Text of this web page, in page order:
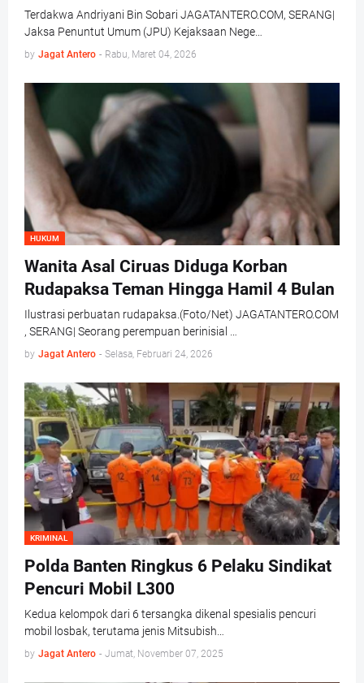
Terdakwa Andriyani Bin Sobari JAGATANTERO.COM, SERANG|
Jaksa Penuntut Umum (JPU) Kejaksaan Nege…
by Jagat Antero - Rabu, Maret 04, 2026
HUKUM
Wanita Asal Ciruas Diduga Korban
Rudapaksa Teman Hingga Hamil 4 Bulan
Ilustrasi perbuatan rudapaksa.(Foto/Net) JAGATANTERO.COM
, SERANG| Seorang perempuan berinisial …
by Jagat Antero - Selasa, Februari 24, 2026
KRIMINAL
Polda Banten Ringkus 6 Pelaku Sindikat
Pencuri Mobil L300
Kedua kelompok dari 6 tersangka dikenal spesialis pencuri
mobil losbak, terutama jenis Mitsubish…
by Jagat Antero - Jumat, November 07, 2025